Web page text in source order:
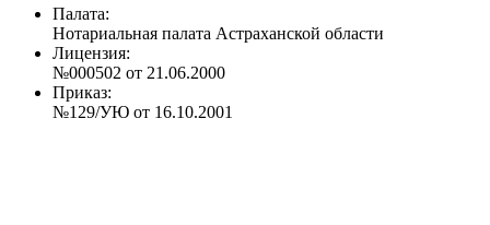
Палата:
Нотариальная палата Астраханской области
Лицензия:
№000502 от 21.06.2000
Приказ:
№129/УЮ от 16.10.2001